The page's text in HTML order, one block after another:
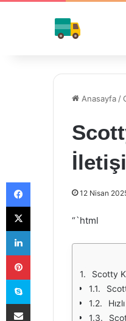
Anasayfa /
12 Nisan
“`html
Scotty
Facebook
X
LinkedIn
Pinterest
Skype
E-Posta ile paylaş